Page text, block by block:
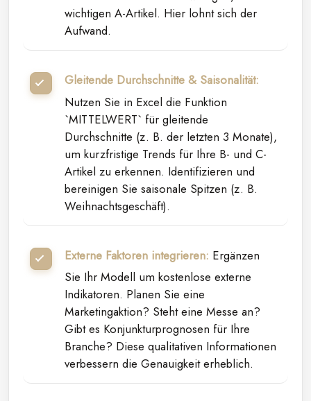
wichtigen A-Artikel. Hier lohnt sich der
Aufwand.
Gleitende Durchschnitte & Saisonalität:
Nutzen Sie in Excel die Funktion
`MITTELWERT` für gleitende
Durchschnitte (z. B. der letzten 3 Monate),
um kurzfristige Trends für Ihre B- und C-
Artikel zu erkennen. Identifizieren und
bereinigen Sie saisonale Spitzen (z. B.
Weihnachtsgeschäft).
Externe Faktoren integrieren: Ergänzen
Sie Ihr Modell um kostenlose externe
Indikatoren. Planen Sie eine
Marketingaktion? Steht eine Messe an?
Gibt es Konjunkturprognosen für Ihre
Branche? Diese qualitativen Informationen
verbessern die Genauigkeit erheblich.